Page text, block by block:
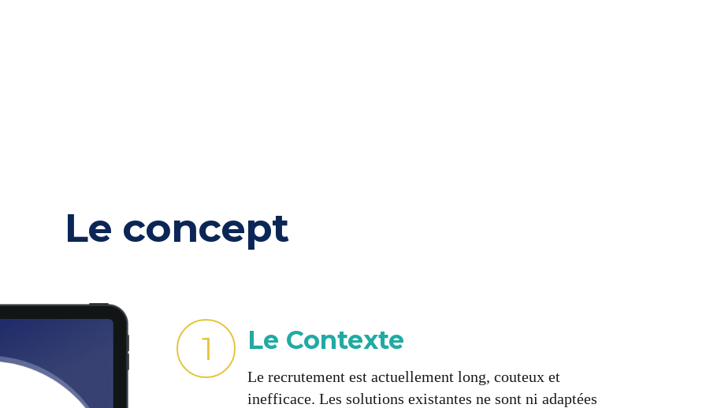
Le concept
1 Le Contexte
Le recrutement est actuellement long, couteux et
inefficace. Les solutions existantes ne sont ni adaptées